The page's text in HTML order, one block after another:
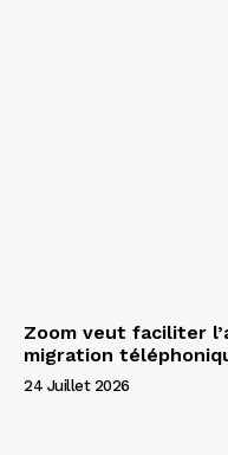
Zoom veut faciliter
migration
24 Juillet 2026